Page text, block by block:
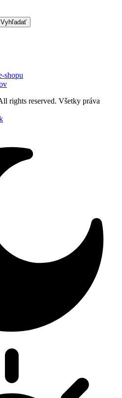
shopu
rights reserved. Všetky práva